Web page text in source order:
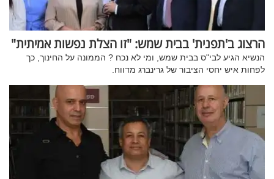
הרצוג ב'תפנית' בבית שמש: "זו הצלת נפשות אמיתית"
הנשיא הגיע לבי"ס בבית שמש, ומי לא נכח ? הממונה על החינוך, כך
לפחות איש יחסי הציבור של גרינברג מדווח.